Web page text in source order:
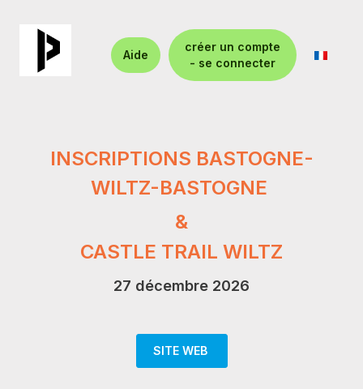
Aide
créer un compte
- se connecter
INSCRIPTIONS BASTOGNE-
WILTZ-BASTOGNE
&
CASTLE TRAIL WILTZ
27 décembre 2026
SITE WEB